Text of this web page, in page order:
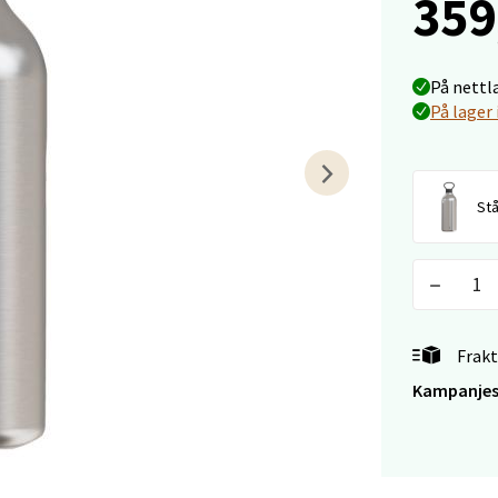
På
På
Jæren - M44
2, 4340 Bryne
- Magneten